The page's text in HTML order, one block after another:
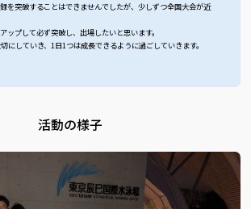
を突破することはできませんでしたが、少しずつ全国大会が近
ップして必ず突破し、出場したいと思います。
にしていき、1日1つは成長できるように過ごしていきます。
活動の様子